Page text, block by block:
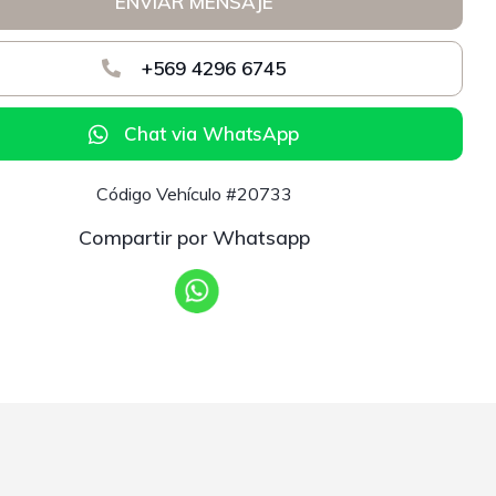
+569 4296 6745
Chat via WhatsApp
Código Vehículo #20733
Compartir por Whatsapp